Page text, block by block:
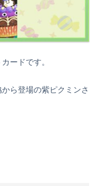
ードです。
ら登場の紫ピクミンさ